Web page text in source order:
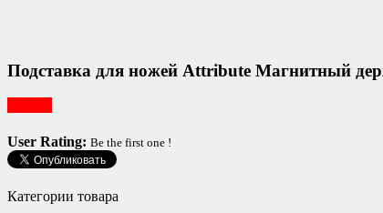
Подставка для ножей Attribute Магнитный
User Rating: Be the first one !
Категории товара